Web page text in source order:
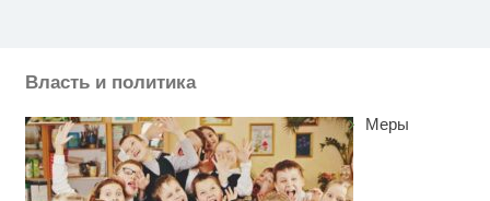
Власть и политика
Меры